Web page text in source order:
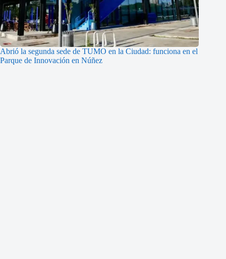
Abrió la segunda sede de TUMO en la Ciudad: funciona en el
Parque de Innovación en Núñez